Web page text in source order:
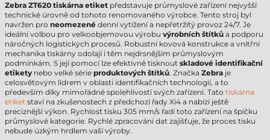
Zebra ZT620 tiskárna etiket představuje průmyslové zařízení nejvyšší
technické úrovně od tohoto renomovaného výrobce. Tento stroj byl
navržen pro neomezené denní vytížení a nepřetržitý provoz 24/7. Je
ideální volbou pro velkoobjemovou výrobu výrobních štítků a podporu
náročných logistických procesů. Robustní kovová konstrukce a vnitřní
mechanika tiskárny odolají i těm nejdrsnějším průmyslovým
podmínkám. S její pomocí lze efektivně tisknout skladové identifikační
etikety nebo velké série produktových štítků. Značka Zebra je
celosvětovým lídrem v oblasti identifikačních technologií, a to
především díky mimořádné spolehlivosti svých zařízení. Tato tiskárna
etiket staví na zkušenostech z předchozí řady Xi4 a nabízí ještě
preciznější výkon. Rychlost tisku 305 mm/s řadí toto zařízení na špičku
průmyslové kategorie. Rychlé zpracování dat zajišťuje, že proces tisku
nebude úzkým hrdlem vaší výroby.